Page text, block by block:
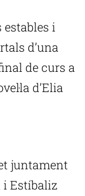
i
d’una
de curs a
d’Elia
juntament
i Estíbaliz